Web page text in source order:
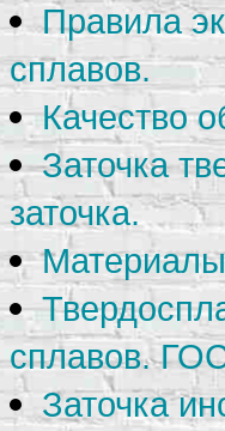
Правила
сплавов.
Качество
Заточка
заточка.
сплавов.
Заточка